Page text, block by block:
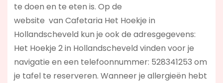
te doen en te eten is. Op de
website van Cafetaria Het Hoekje in
Hollandscheveld kun je ook de adresgegevens:
Het Hoekje 2 in Hollandscheveld vinden voor je
navigatie en een telefoonnummer: 528341253 om
je tafel te reserveren. Wanneer je allergieën hebt